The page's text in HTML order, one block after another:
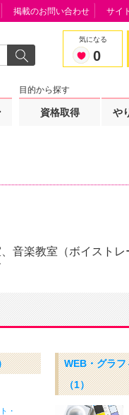
気になる
0
目的から探す
資格取得 や
掲載のお問い合わせ サイ
音楽教室（ボイスト
・
WEB・グラ
（1）